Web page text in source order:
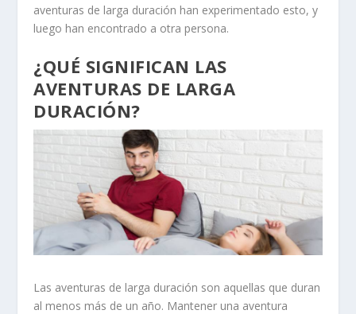
aventuras de larga duración han experimentado esto, y
luego han encontrado a otra persona.
¿QUÉ SIGNIFICAN LAS
AVENTURAS DE LARGA
DURACIÓN?
Las aventuras de larga duración son aquellas que duran
al menos más de un año. Mantener una aventura